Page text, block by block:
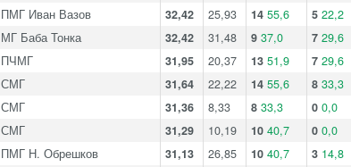
ПМГ Иван Вазов 32,42 25,93 14 55,6 5 22,2
МГ Баба Тонка 32,42 31,48 9 37,0 7 29,6
ПЧМГ 31,95 20,37 13 51,9 7 29,6
СМГ 31,64 22,22 14 55,6 8 33,3
СМГ 31,36 8,33 8 33,3 0 0,0
СМГ 31,29 10,19 10 40,7 0 0,0
ПМГ Н. Обрешков 31,13 26,85 10 40,7 3 14,8